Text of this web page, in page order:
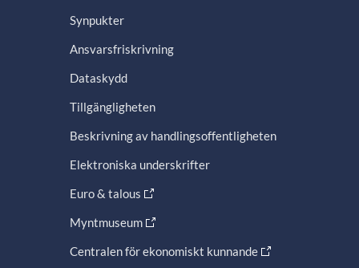
Synpukter
Ansvarsfriskrivning
Dataskydd
Tillgängligheten
Beskrivning av handlingsoffentligheten
Elektroniska underskrifter
Euro & talous
Myntmuseum
Centralen för ekonomiskt kunnande